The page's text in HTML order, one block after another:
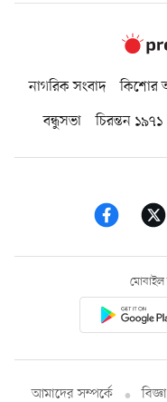
নাগরিক সংবাদ কিশোর
বন্ধুসভা
চিরন্তন ১৯৭১
আমাদের সম্পর্কে